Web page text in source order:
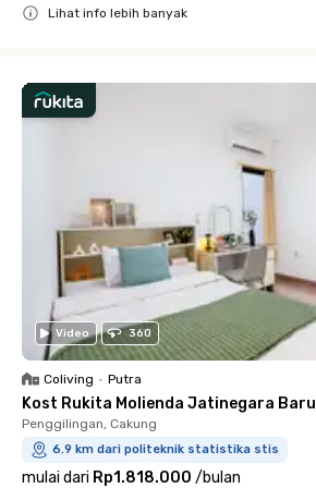
Lihat info lebih banyak
Video 360
Coliving • Putra
Kost Rukita Molienda Jatinegara Baru
Penggilingan, Cakung
6.9 km dari politeknik statistika stis
mulai dari Rp1.818.000 /bulan